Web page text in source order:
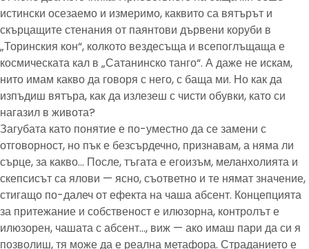
истински осезаемо и измеримо, каквито са вятърът и
скърцащите стенания от паянтови дървени коруби в
„Торинския кон“, колкото вездесъща и всепоглъщаща е
космическата кал в „Сатанинско танго“. А даже не искам,
нито имам какво да говоря с него, с баща ми. Но как да
изпъдиш вятъра, как да излезеш с чисти обувки, като си
нагазил в живота?
Загубата като понятие е по-уместно да се замени с
отговорност, но пък е безсърдечно, признавам, а няма ли
сърце, за какво… После, тъгата е егоизъм, меланхолията и
скепсисът са ялови — ясно, съответно и те нямат значение,
стигащо по-далеч от ефекта на чаша абсент. Концепцията
за притежание и собственост е илюзорна, контролът е
илюзорен, чашата с абсент…, виж — ако имаш пари да си я
позволиш, тя може да е реална метафора. Страданието е